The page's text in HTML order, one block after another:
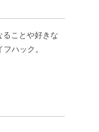
ることや好きな
ハック。